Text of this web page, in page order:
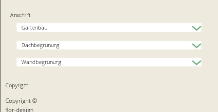
Anschrift
Gartenbau
Dachbegrünung
Wandbegrünung
Copyright
Copyright ©
flor-design